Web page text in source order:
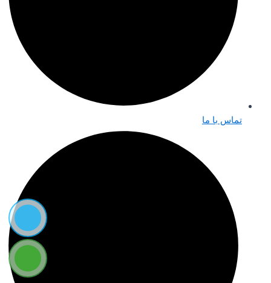
تماس با ما